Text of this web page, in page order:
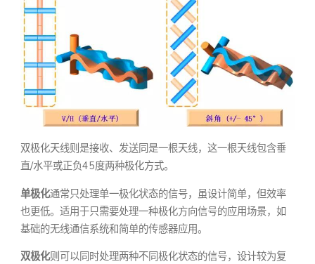
双极化天线则是接收、发送同是一根天线，这一根天线包含垂
直/水平或正负45度两种极化方式。
单极化通常只处理单一极化状态的信号，虽设计简单，但效率
也更低。适用于只需要处理一种极化方向信号的应用场景，如
基础的无线通信系统和简单的传感器应用。
双极化则可以同时处理两种不同极化状态的信号，设计较为复